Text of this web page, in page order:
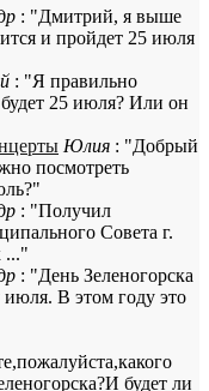
: "Дмитрий, я выше
и пройдет 25 июля
: "Я правильно
25 июля? Или он
Юлия : "Добрый
посмотреть
: "Получил
Совета г.
..."
: "День Зеленогорска
июля. В этом году это
будет ли